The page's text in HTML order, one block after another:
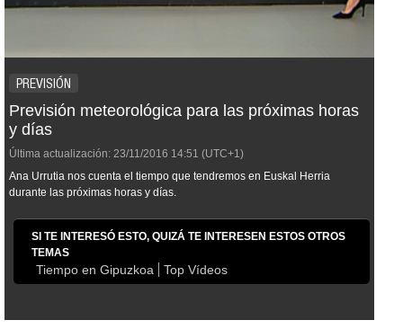
PREVISIÓN
Previsión meteorológica para las próximas horas
y días
Última actualización: 23/11/2016 14:51 (UTC+1)
Ana Urrutia nos cuenta el tiempo que tendremos en Euskal Herria
durante las próximas horas y días.
SI TE INTERESÓ ESTO, QUIZÁ TE INTERESEN ESTOS OTROS
TEMAS
Tiempo en Gipuzkoa Top Vídeos